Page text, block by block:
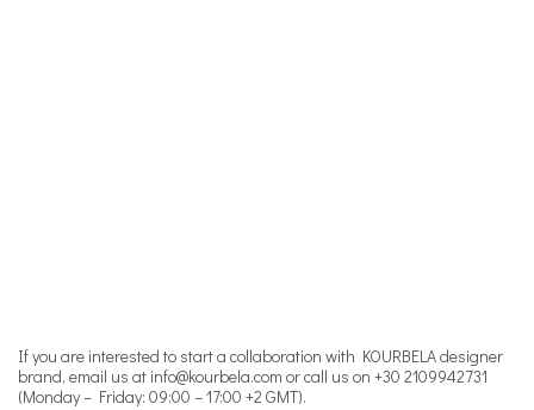
If you are interested to start a collaboration with KOURBELA designer
brand, email us at info@kourbela.com or call us on +30 2109942731
(Monday – Friday: 09:00 – 17:00 +2 GMT).